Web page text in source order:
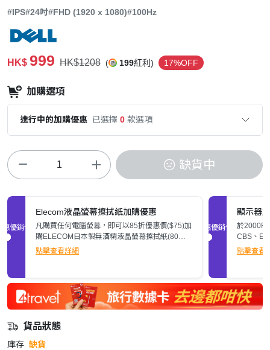
#IPS#24吋#FHD (1920 x 1080)#100Hz
HK$ 999 HK$1208 ( 199紅利) 17%OFF
加購選項
進行中的加購優惠 已選擇 0 款選項
缺貨中
促銷優惠
Elecom液晶螢幕擦拭紙加購優惠
凡購買任何電腦螢幕，即可以85折優惠價($75)加
購ELECOM日本製無酒精液晶螢幕擦拭紙(80
張)。
點擊查看詳細
促銷優惠
顯示器
於
CBS、
$200。立
點擊查看
貨品狀態
庫存 缺貨